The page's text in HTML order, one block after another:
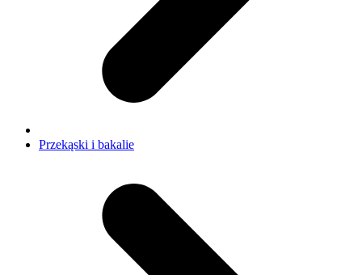
Przekąski i bakalie